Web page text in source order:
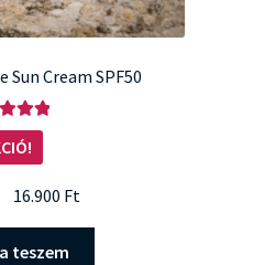
Cream SPF50
/ 5
Original
price
was:
16.900 Ft
price
teszem